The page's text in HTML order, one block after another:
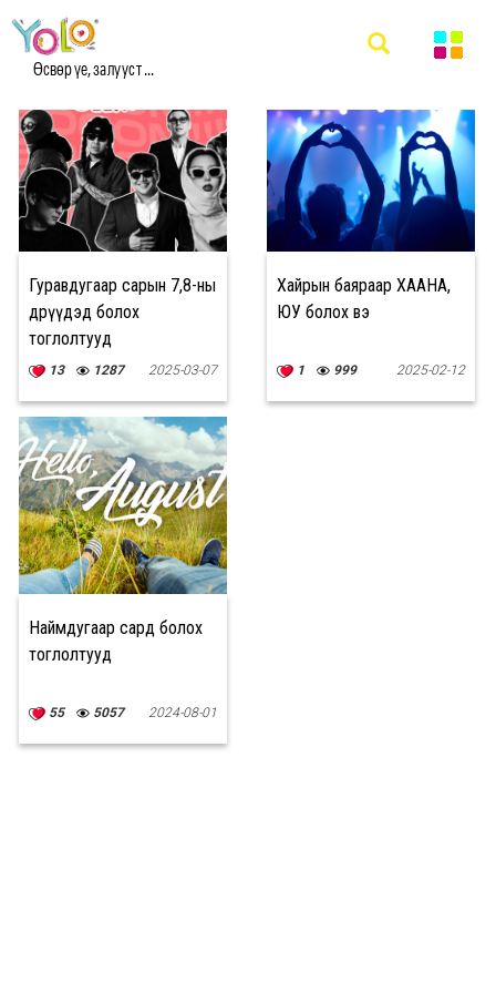
Өсвөр үе, залууст ...
#ТОГЛОЛТЫН ХУВААРЬ МЭДЭЭ
Гуравдугаар сарын 7,8-ны
өдрүүдэд болох
тоглолтууд
13 1287 2025-03-07
Хайрын баяраар ХААНА,
ЮУ болох вэ
1 999 2025-02-12
Наймдугаар сард болох
тоглолтууд
55 5057 2024-08-01